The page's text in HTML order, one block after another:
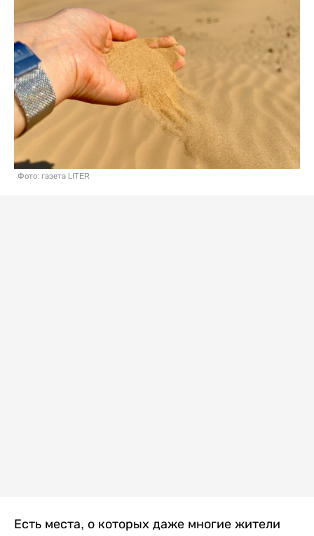
Фото: газета LITER
Есть места, о которых даже многие жители